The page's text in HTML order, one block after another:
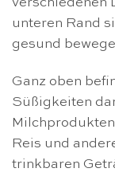
unteren Rand
gesund
Ganz oben
Süßigkeiten
Reis und
trinkbaren